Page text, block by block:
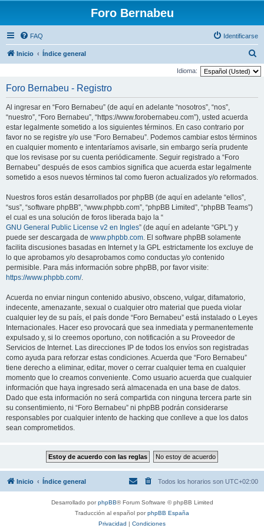
Foro Bernabeu
FAQ Identificarse
Inicio Índice general
u
Idioma:
Foro Bernabeu - Registro
Al ingresar en “Foro Bernabeu” (de aquí en adelante “nosotros”, “nos”,
“nuestro”, “Foro Bernabeu”, “https://www.forobernabeu.com”), usted acuerda
estar legalmente sometido a los siguientes términos. En caso contrario por
favor no se registre y/o use “Foro Bernabeu”. Podemos cambiar estos términos
en cualquier momento e intentaríamos avisarle, sin embargo sería prudente
que los revisase por su cuenta periódicamente. Seguir registrado a “Foro
Bernabeu” después de esos cambios significa que acuerda estar legalmente
sometido a esos nuevos términos tal como fueron actualizados y/o reformados.
Nuestros foros están desarrollados por phpBB (de aquí en adelante “ellos”,
“sus”, “software phpBB”, “www.phpbb.com”, “phpBB Limited”, “phpBB Teams”)
el cual es una solución de foros liberada bajo la “
GNU General Public License v2 en Ingles” (de aquí en adelante “GPL”) y
puede ser descargada de www.phpbb.com. El software phpBB solamente
facilita discusiones basadas en Internet y la GPL estrictamente los excluye de
lo que aprobamos y/o desaprobamos como conductas y/o contenido
permisible. Para más información sobre phpBB, por favor visite:
https://www.phpbb.com/.
Acuerda no enviar ningun contenido abusivo, obsceno, vulgar, difamatorio,
indecente, amenazante, sexual o cualquier otro material que pueda violar
cualquier ley de su país, el país donde “Foro Bernabeu” está instalado o Leyes
Internacionales. Hacer eso provocará que sea inmediata y permanentemente
expulsado y, si lo creemos oportuno, con notificación a su Proveedor de
Servicios de Internet. Las direcciones IP de todos los envíos son registradas
como ayuda para reforzar estas condiciones. Acuerda que “Foro Bernabeu”
tiene derecho a eliminar, editar, mover o cerrar cualquier tema en cualquier
momento que lo creamos conveniente. Como usuario acuerda que cualquier
información que haya ingresado será almacenada en una base de datos.
Dado que esta información no será compartida con ninguna tercera parte sin
su consentimiento, ni “Foro Bernabeu” ni phpBB podrán considerarse
responsables por cualquier intento de hacking que conlleve a que los datos
sean comprometidos.
Inicio Índice general Todos los horarios son UTC+02:00
Desarrollado porphpBB® Forum Software © phpBB Limited
Traducción al español porphpBB España
Privacidad | Condiciones